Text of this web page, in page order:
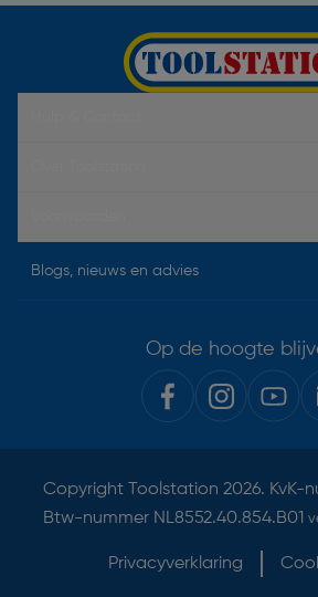
Blogs, nieuws en advies
Op de hoogte
Copyright Toolstation 2026. KvK-
Btw-nummer NL8552.40.854.B01
Privacyverklaring